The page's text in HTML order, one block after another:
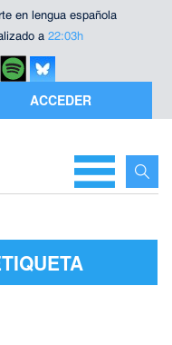
en lengua española
a 22:03h
ACCEDER